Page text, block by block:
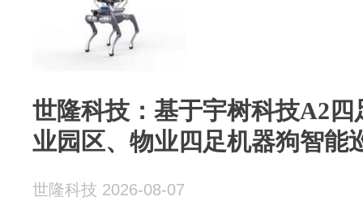
世隆科技：基于宇树科技A2
业园区、物业四足机器狗智能
世隆科技 2026-08-07